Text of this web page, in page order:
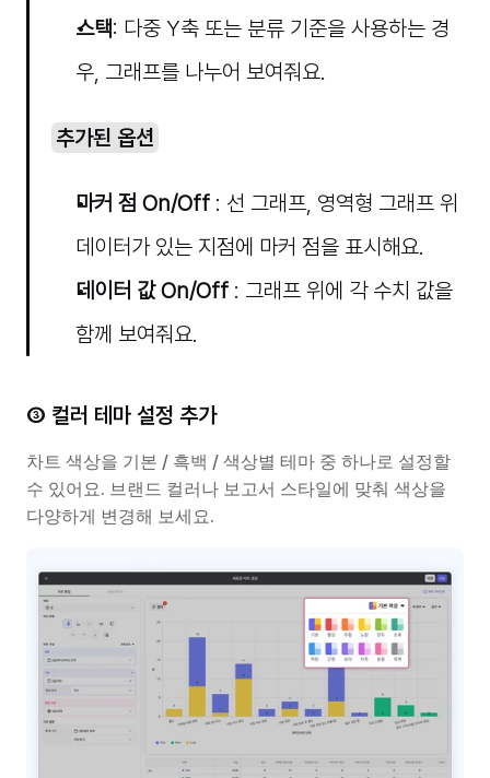
스택: 다중 Y축 또는 분류 기준을 사용하는 경
우, 그래프를 나누어 보여줘요.
추가된 옵션
마커 점 On/Off : 선 그래프, 영역형 그래프 위
데이터가 있는 지점에 마커 점을 표시해요.
데이터 값 On/Off : 그래프 위에 각 수치 값을
함께 보여줘요.
③ 컬러 테마 설정 추가
차트 색상을 기본 / 흑백 / 색상별 테마 중 하나로 설정할
수 있어요. 브랜드 컬러나 보고서 스타일에 맞춰 색상을
다양하게 변경해 보세요.